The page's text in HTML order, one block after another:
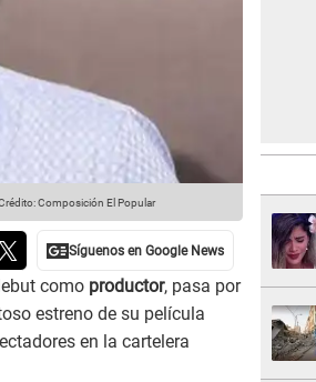
Composición El Popular
como productor, pasa por
estreno de su película
en la cartelera